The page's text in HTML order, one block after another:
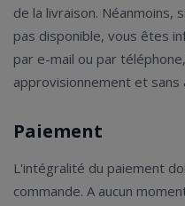
de la livraison. Néanmoins,
pas disponible, vous êtes
par e-mail ou par
approvisionnement et sans
Paiement
L'intégralité du paiement
commande. A aucun